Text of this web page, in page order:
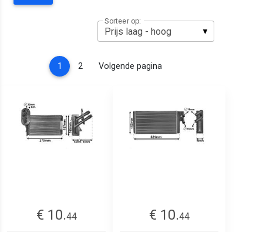
Sorteer op:
1 (current)
2 Volgende pagina
€ 10.44
€ 10.44